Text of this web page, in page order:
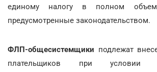
единому налогу в полном
предусмотренные законодательством.
ФЛП-общесистемщики подлежат
плательщиков при условии